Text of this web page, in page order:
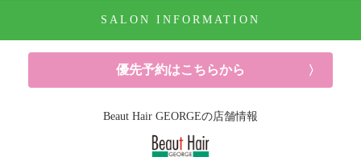
SALON INFORMATION
優先予約はこちらから
Beaut Hair GEORGEの店舗情報